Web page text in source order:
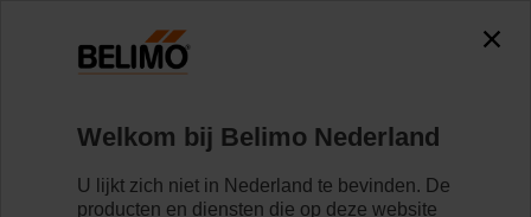
Welkom bij Belimo Nederland
U lijkt zich niet in Nederland te bevinden. De
producten en diensten die op deze website